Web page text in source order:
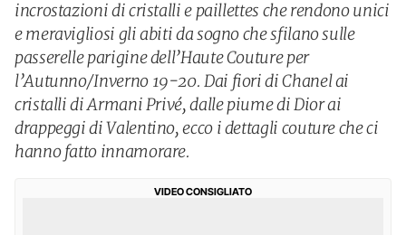
incrostazioni di cristalli e paillettes che rendono unici
e meravigliosi gli abiti da sogno che sfilano sulle
passerelle parigine dell’Haute Couture per
l’Autunno/Inverno 19-20. Dai fiori di Chanel ai
cristalli di Armani Privé, dalle piume di Dior ai
drappeggi di Valentino, ecco i dettagli couture che ci
hanno fatto innamorare.
VIDEO CONSIGLIATO